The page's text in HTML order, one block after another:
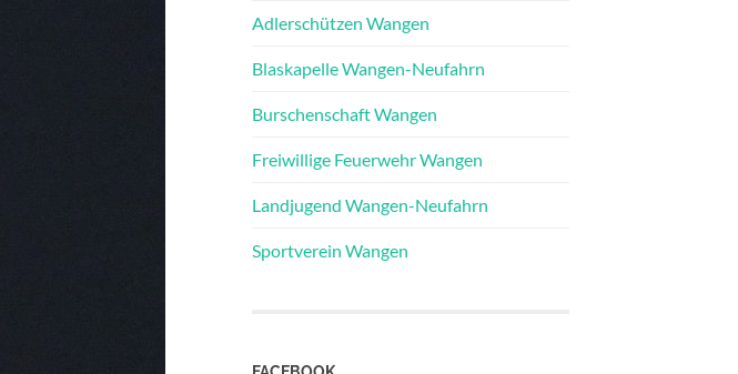
Adlerschützen Wangen
Blaskapelle Wangen-Neufahrn
Burschenschaft Wangen
Freiwillige Feuerwehr Wangen
Landjugend Wangen-Neufahrn
Sportverein Wangen